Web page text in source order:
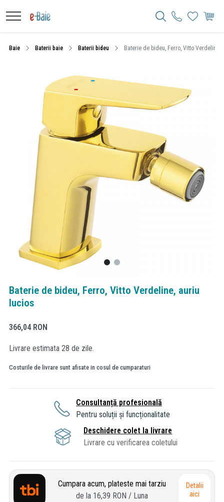
Baie Baterii baie Baterii bideu Baterie de bideu, Ferro, Vitto Verdeline,
Baterie de bideu, Ferro, Vitto Verdeline, auriu
lucios
366,04 RON
Livrare estimata 28 de zile.
Costurile de livrare sunt afisate in cosul de cumparaturi
Consultanță profesională
Pentru soluții și funcționalitate
Deschidere colet la livrare
Livrare cu verificarea coletului
Cumpara acum, plateste mai tarziu
de la 16,39 RON / Luna
Detalii
aici